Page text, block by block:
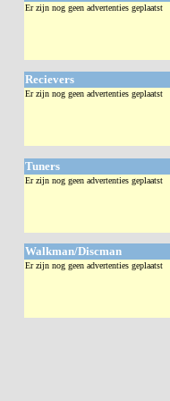
Er zijn nog geen advertenties geplaatst
Recievers
Er zijn nog geen advertenties geplaatst
Tuners
Er zijn nog geen advertenties geplaatst
Walkman/Discman
Er zijn nog geen advertenties geplaatst